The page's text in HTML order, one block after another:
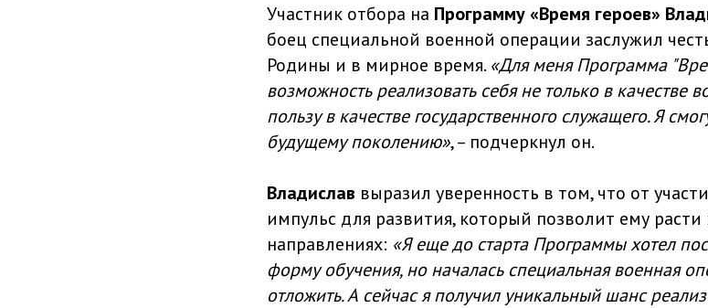
Участник отбора на Программу «Время героев»
боец специальной военной операции заслужил
Родины и в мирное время. «Для меня Программа
возможность реализовать себя не только в качестве
пользу в качестве государственного служащего. Я
будущему поколению», – подчеркнул он.
Владислав выразил уверенность в том, что от
импульс для развития, который позволит ему
направлениях: «Я еще до старта Программы хотел
форму обучения, но началась специальная военная
отложить. А сейчас я получил уникальный шанс